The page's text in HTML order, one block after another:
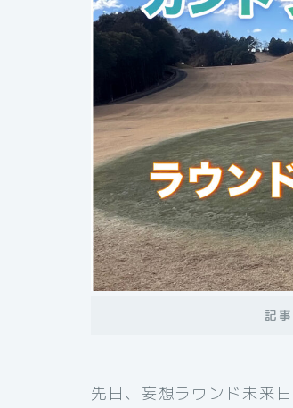
記
先日、妄想ラウンド未来